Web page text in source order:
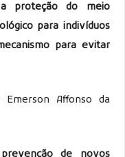
proteção do meio
para indivíduos
para evitar
Emerson Affonso da